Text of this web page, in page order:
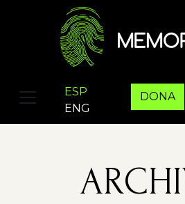
ESP
ENG
DONA